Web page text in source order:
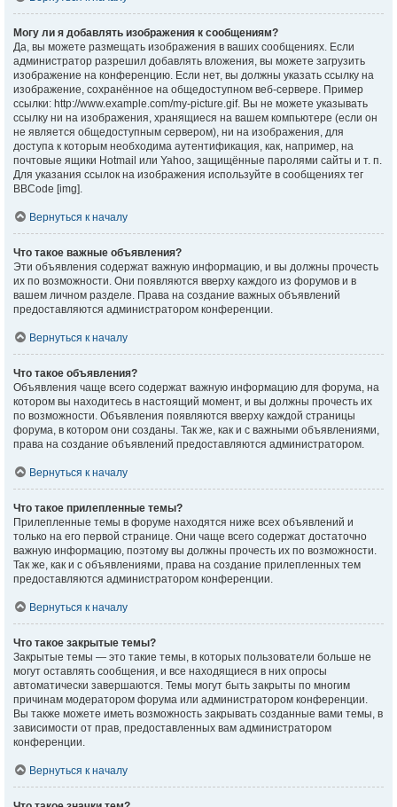
Могу ли я добавлять изображения к сообщениям?
Да, вы можете размещать изображения в ваших сообщениях. Если
администратор разрешил добавлять вложения, вы можете загрузить
изображение на конференцию. Если нет, вы должны указать ссылку на
изображение, сохранённое на общедоступном веб-сервере. Пример
ссылки: http://www.example.com/my-picture.gif. Вы не можете указывать
ссылку ни на изображения, хранящиеся на вашем компьютере (если он
не является общедоступным сервером), ни на изображения, для
доступа к которым необходима аутентификация, как, например, на
почтовые ящики Hotmail или Yahoo, защищённые паролями сайты и т. п.
Для указания ссылок на изображения используйте в сообщениях тег
BBCode [img].
Вернуться к началу
Что такое важные объявления?
Эти объявления содержат важную информацию, и вы должны прочесть
их по возможности. Они появляются вверху каждого из форумов и в
вашем личном разделе. Права на создание важных объявлений
предоставляются администратором конференции.
Вернуться к началу
Что такое объявления?
Объявления чаще всего содержат важную информацию для форума, на
котором вы находитесь в настоящий момент, и вы должны прочесть их
по возможности. Объявления появляются вверху каждой страницы
форума, в котором они созданы. Так же, как и с важными объявлениями,
права на создание объявлений предоставляются администратором.
Вернуться к началу
Что такое прилепленные темы?
Прилепленные темы в форуме находятся ниже всех объявлений и
только на его первой странице. Они чаще всего содержат достаточно
важную информацию, поэтому вы должны прочесть их по возможности.
Так же, как и с объявлениями, права на создание прилепленных тем
предоставляются администратором конференции.
Вернуться к началу
Что такое закрытые темы?
Закрытые темы — это такие темы, в которых пользователи больше не
могут оставлять сообщения, и все находящиеся в них опросы
автоматически завершаются. Темы могут быть закрыты по многим
причинам модератором форума или администратором конференции.
Вы также можете иметь возможность закрывать созданные вами темы, в
зависимости от прав, предоставленных вам администратором
конференции.
Вернуться к началу